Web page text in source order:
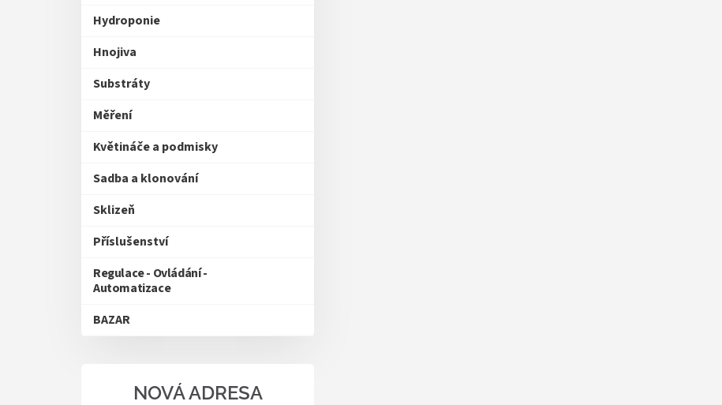
Hydroponie
Hnojiva
Substráty
Měření
Květináče a podmisky
Sadba a klonování
Sklizeň
Příslušenství
Regulace - Ovládání -
Automatizace
BAZAR
NOVÁ ADRESA